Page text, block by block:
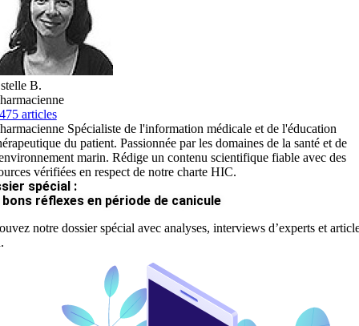
B.
articles
Spécialiste de l'information médicale et de l'éducation
du patient. Passionnée par les domaines de la santé et de
marin. Rédige un contenu scientifique fiable avec des
vérifiées en respect de notre charte HIC.
spécial :
bons réflexes en période de canicule
notre dossier spécial avec analyses, interviews d’experts et